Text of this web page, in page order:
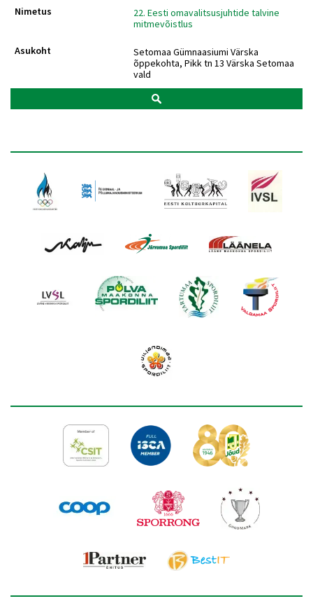
22. Eesti omavalitsusjuhtide talvine
mitmevõistlus
Setomaa Gümnaasiumi Värska
õppekohta, Pikk tn 13 Värska Setomaa
vald